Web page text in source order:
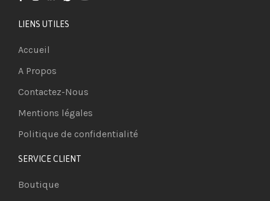
LIENS UTILES
Accueil
A Propos
Contactez-Nous
Mentions légales
Politique de confidentialité
SERVICE CLIENT
Boutique